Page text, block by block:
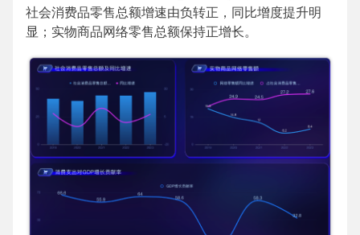
社会消费品零售总额增速由负转正，同比增度提升明
显；实物商品网络零售总额保持正增长。